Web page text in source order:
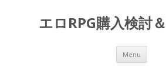
エロRPG購入検討
Menu Skip